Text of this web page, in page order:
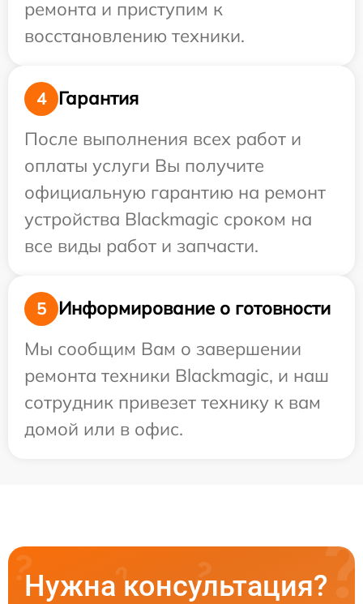
ремонта и приступим к
восстановлению техники.
4
Гарантия
После выполнения всех работ и
оплаты услуги Вы получите
официальную гарантию на ремонт
устройства Blackmagic сроком на
все виды работ и запчасти.
5
Информирование о готовности
Мы сообщим Вам о завершении
ремонта техники Blackmagic, и наш
сотрудник привезет технику к вам
домой или в офис.
Нужна консультация?